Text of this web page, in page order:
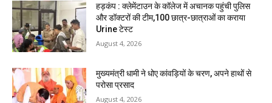
हड़कंप : क्लेमेंटाउन के कॉलेज में अचानक पहुंची पुलिस
और डॉक्टरों की टीम,100 छात्र-छात्राओं का कराया
Urine टेस्ट
August 4, 2026
मुख्यमंत्री धामी ने धोए कांवड़ियों के चरण, अपने हाथों से
परोसा प्रसाद
August 4, 2026